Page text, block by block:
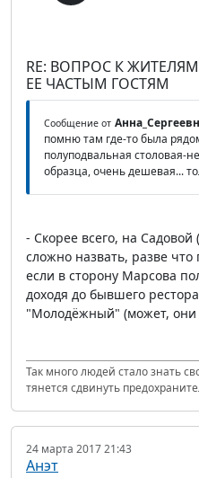
RE: ВОПРОС К
ЕЕ ЧАСТЫМ ГОСТЯМ
Сообщение от
помню там где-то была
полуподвальная столовая-
образца, очень дешевая...
- Скорее всего, на
сложно назвать, разве
если в сторону Марсова
доходя до бывшего
"Молодёжный" (может, они
Так много людей стало знать
тянется сдвинуть
24 марта 2017 21:43
Анэт